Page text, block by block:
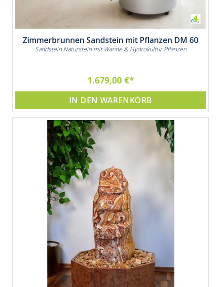
Zimmerbrunnen Sandstein mit Pflanzen DM 60
Sandstein Naturstein mit Wanne & Hydrokultur Pflanzen
1.679,00 €
IN DEN WARENKORB